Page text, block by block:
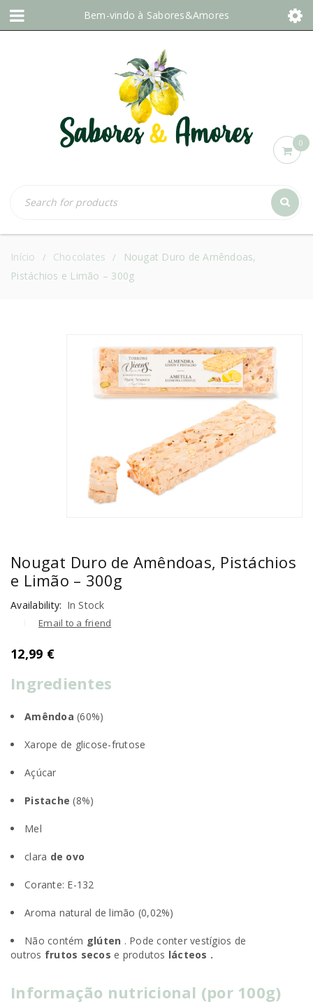
Bem-vindo à Sabores&Amores
0
Início / Chocolates /
Nougat Duro de Amêndoas,
Pistáchios e Limão – 300g
Nougat Duro de Amêndoas, Pistáchios
e Limão – 300g
Availability: In Stock
Email to a friend
12,99 €
Ingredientes
Amêndoa (60%)
Xarope de glicose-frutose
Açúcar
Pistache (8%)
Mel
clara de ovo
Corante: E-132
Aroma natural de limão (0,02%)
Não contém glúten . Pode conter vestígios de
outros frutos secos e produtos lácteos .
Informação nutricional (por 100g)